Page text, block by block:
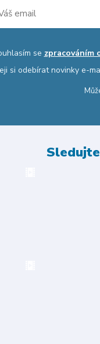
se zpracováním
si odebírat novinky e-